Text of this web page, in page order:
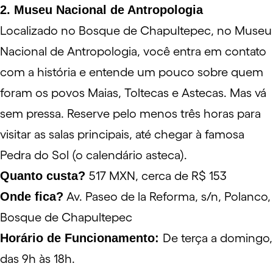
2. Museu Nacional de Antropologia
Localizado no Bosque de Chapultepec, no Museu
Nacional de Antropologia, você entra em contato
com a história e entende um pouco sobre quem
foram os povos Maias, Toltecas e Astecas. Mas vá
sem pressa. Reserve pelo menos três horas para
visitar as salas principais, até chegar à famosa
Pedra do Sol (o calendário asteca).
Quanto custa? 517 MXN, cerca de R$ 153
Onde fica? Av. Paseo de la Reforma, s/n, Polanco,
Bosque de Chapultepec
Horário de Funcionamento: De terça a domingo,
das 9h às 18h.